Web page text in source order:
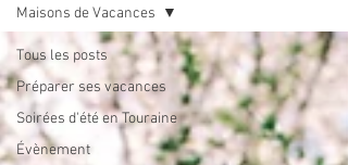
Tous les posts
Préparer ses vacances
Soirées d'été en Touraine
Évènement
Maisons de Vacances